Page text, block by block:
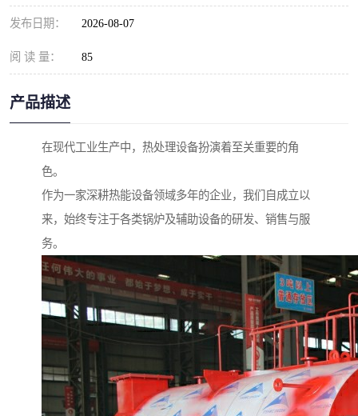
发布日期： 2026-08-07
阅 读 量： 85
产品描述
在现代工业生产中，热处理设备扮演着至关重要的角
色。
作为一家深耕热能设备领域多年的企业，我们自成立以
来，始终专注于各类锅炉及辅助设备的研发、销售与服
务。